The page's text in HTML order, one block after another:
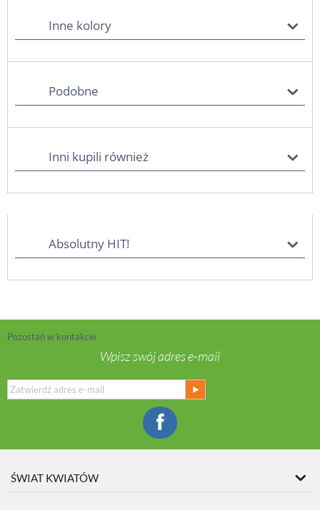
Inne kolory
Podobne
Inni kupili również
Absolutny HIT!
Pozostań w kontakcie
Wpisz swój adres e-mail
ŚWIAT KWIATÓW